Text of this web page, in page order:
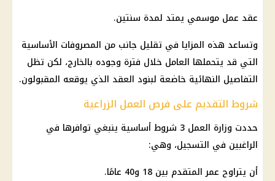
عقد عمل موسمي يمتد لمدة سنتين.
وتساعد هذه المزايا في تقليل جانب من المصروفات الأساسية
التي قد يتحملها العامل خلال فترة وجوده بالخارج، لكن تظل
التفاصيل النهائية خاضعة لبنود العقد الذي يوقعه المقبولون.
شروط التقديم على فرص العمل الزراعية
حددت وزارة العمل 3 شروط أساسية ينبغي توافرها في
الراغبين في التسجيل، وهي:
أن يتراوح عمر المتقدم بين 18 و40 عامًا.